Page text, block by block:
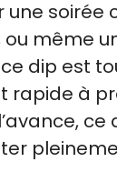
une soirée
même
dip est
rapide à
ce